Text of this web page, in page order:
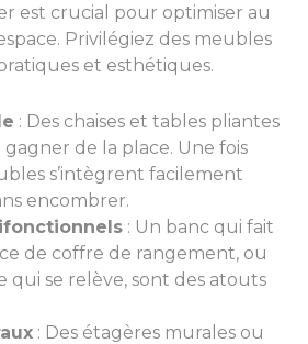
est crucial pour optimiser au
Privilégiez des meubles
et esthétiques.
: Des chaises et tables pliantes
de la place. Une fois
s’intègrent facilement
encombrer.
: Un banc qui fait
de coffre de rangement, ou
qui se relève, sont des atouts
: Des étagères murales ou